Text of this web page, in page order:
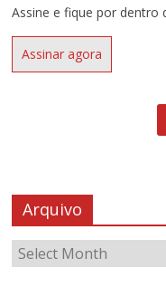
Assine e fique por dentro
Assinar agora
Arquivo